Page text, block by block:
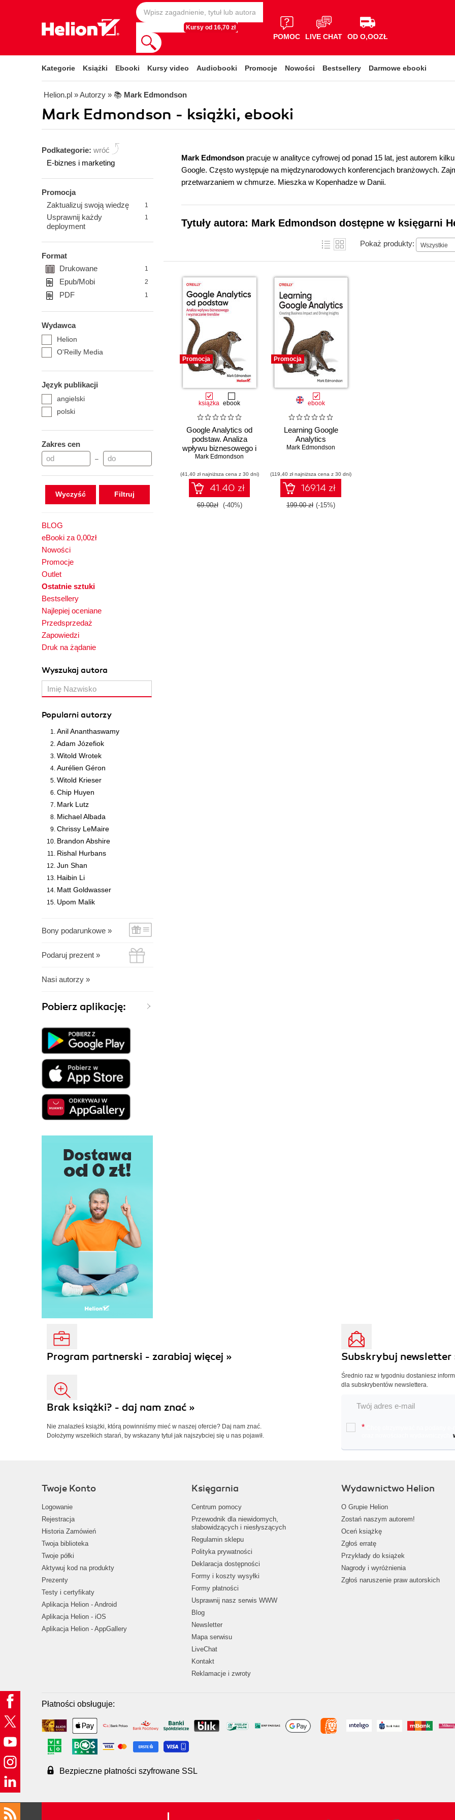
Kursy od 16,70 zł
POMOC LIVE CHAT OD O,OOZŁ
Kategorie Książki Ebooki Kursy video Audiobooki Promocje Nowości Bestsellery Darmowe ebooki
Helion.pl » Autorzy » 📚 Mark Edmondson
Mark Edmondson - książki, ebooki
Podkategorie: wróć
E-biznes i marketing
Promocja
Zaktualizuj swoją wiedzę
1
Usprawnij każdy
deployment
1
Format
Drukowane
1
Epub/Mobi 2
PDF 1
Wydawca
Helion
O'Reilly Media
Język publikacji
angielski
polski
Zakres cen
–
Wyczyść
BLOG
eBooki za 0,00zł
Nowości
Promocje
Outlet
Ostatnie sztuki
Bestsellery
Najlepiej oceniane
Przedsprzedaż
Zapowiedzi
Druk na żądanie
Wyszukaj autora
Popularni autorzy
Anil Ananthaswamy
Adam Józefiok
Witold Wrotek
Aurélien Géron
Witold Krieser
Chip Huyen
Mark Lutz
Michael Albada
Chrissy LeMaire
Brandon Abshire
Rishal Hurbans
Jun Shan
Haibin Li
Matt Goldwasser
Upom Malik
Bony podarunkowe »
Podaruj prezent »
Nasi autorzy »
Pobierz aplikację:
Mark Edmondson pracuje w analityce cyfrowej od ponad 15 lat, jest autorem
Google. Często występuje na międzynarodowych konferencjach branżowych.
przetwarzaniem w chmurze. Mieszka w Kopenhadze w Danii.
Tytuły autora: Mark Edmondson dostępne w księgarni
Pokaż produkty: Wszystkie
Promocja
książka ebook
Google Analytics od
podstaw. Analiza
wpływu biznesowego i
wyznaczanie trendów
Mark Edmondson
(41,40 zł najniższa cena z 30 dni)
41.40 zł
69.00zł (-40%)
Promocja
ebook
Learning Google
Analytics
Mark Edmondson
(119,40 zł najniższa cena z 30 dni)
169.14 zł
199.00 zł (-15%)
Program partnerski - zarabiaj więcej »
Brak książki? - daj nam znać »
Nie znalazłeś książki, którą powinniśmy mieć w naszej ofercie? Daj nam znać.
Dołożymy wszelkich starań, by wskazany tytuł jak najszybciej się u nas pojawił.
Subskrybuj newsletter
Średnio raz w tygodniu dostaniesz
dla subskrybentów newslettera.
*
Twoje Konto
Logowanie
Rejestracja
Historia Zamówień
Twoja biblioteka
Twoje półki
Aktywuj kod na produkty
Prezenty
Testy i certyfikaty
Aplikacja Helion - Android
Aplikacja Helion - iOS
Aplikacja Helion - AppGallery
Księgarnia
Centrum pomocy
Przewodnik dla niewidomych,
słabowidzących i niesłyszących
Regulamin sklepu
Polityka prywatności
Deklaracja dostępności
Formy i koszty wysyłki
Formy płatności
Usprawnij nasz serwis WWW
Blog
Newsletter
Mapa serwisu
LiveChat
Kontakt
Reklamacje i zwroty
Wydawnictwo Helion
O Grupie Helion
Zostań naszym autorem!
Oceń książkę
Zgłoś erratę
Przykłady do książek
Nagrody i wyróżnienia
Zgłoś naruszenie praw autorskich
Płatności obsługuje:
Bezpieczne płatności szyfrowane SSL